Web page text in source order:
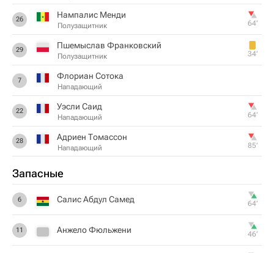
26 Нампалис Менди
Полузащитник 64‎’‎
29 Пшемыслав Франковский
Полузащитник 34‎’‎
7 Флориан Сотока
Нападающий
22 Уэсли Саид
Нападающий 64‎’‎
28 Адриен Томассон
Нападающий 85‎’‎
Запасные
6 Салис Абдул Самед 64‎’‎
11 Анжело Фюльжени 46‎’‎